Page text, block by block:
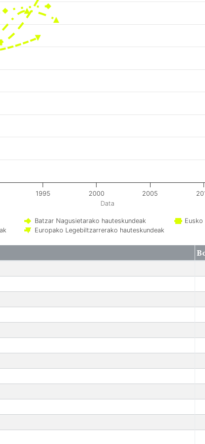
Data
Batzar Nagusietarako hauteskundeak
Europako Legebiltzarrerako hauteskundeak
1995 2000 2005